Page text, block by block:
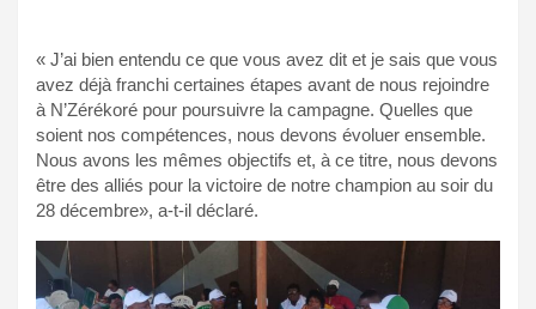
« J’ai bien entendu ce que vous avez dit et je sais que vous
avez déjà franchi certaines étapes avant de nous rejoindre
à N’Zérékoré pour poursuivre la campagne. Quelles que
soient nos compétences, nous devons évoluer ensemble.
Nous avons les mêmes objectifs et, à ce titre, nous devons
être des alliés pour la victoire de notre champion au soir du
28 décembre», a-t-il déclaré.